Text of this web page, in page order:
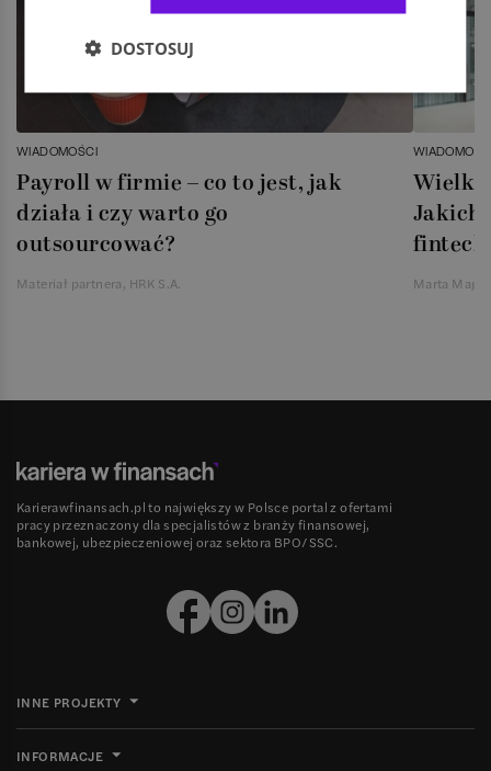
WIADOMOŚCI
Payroll w firmie – co to jest, jak
działa i czy warto go
outsourcować?
Materiał partnera, HRK S.A.
Jakich
Marta
Karierawfinansach.pl to największy w Polsce portal z ofertami
pracy przeznaczony dla specjalistów z branży finansowej,
bankowej, ubezpieczeniowej oraz sektora BPO/SSC.
INNE PROJEKTY
INFORMACJE
DOSTOSUJ